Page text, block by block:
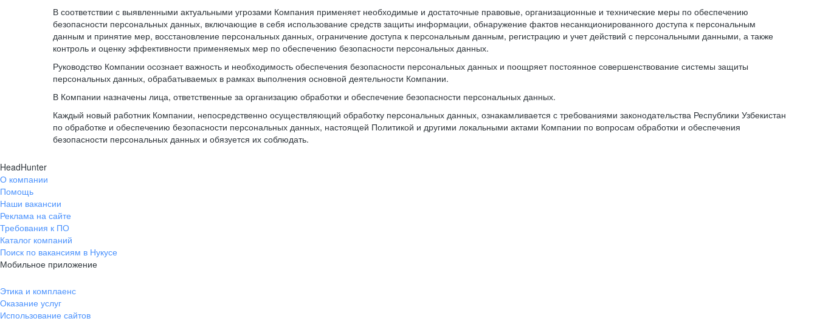
В соответствии с выявленными актуальными угрозами Компания применяет необходимые и достаточные правовые, организационные и технические меры по обеспечению
безопасности персональных данных, включающие в себя использование средств защиты информации, обнаружение фактов несанкционированного доступа к персональным
данным и принятие мер, восстановление персональных данных, ограничение доступа к персональным данным, регистрацию и учет действий с персональными данными, а также
контроль и оценку эффективности применяемых мер по обеспечению безопасности персональных данных.
Руководство Компании осознает важность и необходимость обеспечения безопасности персональных данных и поощряет постоянное совершенствование системы защиты
персональных данных, обрабатываемых в рамках выполнения основной деятельности Компании.
В Компании назначены лица, ответственные за организацию обработки и обеспечение безопасности персональных данных.
Каждый новый работник Компании, непосредственно осуществляющий обработку персональных данных, ознакамливается с требованиями законодательства Республики Узбекистан
по обработке и обеспечению безопасности персональных данных, настоящей Политикой и другими локальными актами Компании по вопросам обработки и обеспечения
безопасности персональных данных и обязуется их соблюдать.
HeadHunter
О компании
Помощь
Наши вакансии
Реклама на сайте
Требования к ПО
Каталог компаний
Поиск по вакансиям в Нукусе
Мобильное приложение
Этика и комплаенс
Оказание услуг
Использование сайтов